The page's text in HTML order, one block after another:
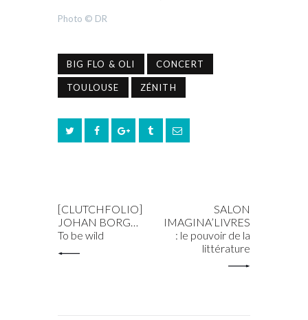
Photo © DR
BIG FLO & OLI CONCERT
TOULOUSE ZÉNITH
[CLUTCHFOLIO]
JOHAN BORG…
To be wild
SALON
IMAGINA’LIVRES
: le pouvoir de la
littérature